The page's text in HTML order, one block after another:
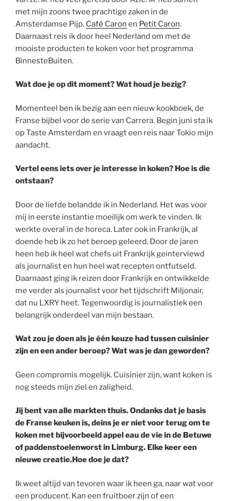
met mijn zoons twee prachtige zaken in de
Amsterdamse Pijp. Café Caron en Petit Caron.
Daarnaast reis ik door heel Nederland om met de
mooiste producten te koken voor het programma
BinnesteBuiten.
Wat doe je op dit moment? Wat houd je bezig?
Momenteel ben ik bezig aan een nieuw kookboek, de
Franse bijbel voor de serie van Carrera. Begin juni sta ik
op Taste Amsterdam en vraagt een reis naar Tokio mijn
aandacht.
Vertel eens iets over je interesse in koken? Hoe is die
ontstaan?
Door de liefde belandde ik in Nederland. Het was voor
mij in eerste instantie moeilijk om werk te vinden. Ik
werkte overal in de horeca. Later ook in Frankrijk, al
doende heb ik zo het beroep geleerd. Door de jaren
heen heb ik heel wat chefs uit Frankrijk geinterviewd
als journalist en hun heel wat recepten ontfutseld.
Daarnaast ging ik reizen door Frankrijk en ontwikkelde
me verder als journalist voor het tijdschrift Miljonair,
dat nu LXRY heet. Tegenwoordig is journalistiek een
belangrijk onderdeel van mijn bestaan.
Wat zou je doen als je één keuze had tussen cuisinier
zijn en een ander beroep? Wat was je dan geworden?
Geen compromis mogelijk. Cuisinier zijn, want koken is
nog steeds mijn ziel en zaligheid.
Jij bent van alle markten thuis. Ondanks dat je basis
de Franse keuken is, deins je er niet voor terug om te
koken met bijvoorbeeld appel eau de vie in de Betuwe
of paddenstoelenworst in Limburg. Elke keer een
nieuwe creatie.Hoe doe je dat?
Ik weet altijd van tevoren waar ik heen ga, naar wat voor
een producent. Kan een fruitboer zijn of een